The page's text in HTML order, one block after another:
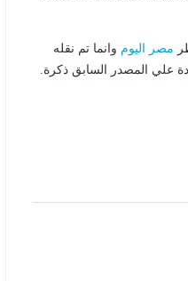
مصر اليوم وانما تم نقله
علي المصدر السابق ذكرة.